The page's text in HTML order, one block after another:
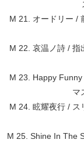
M 21. オードリー /
M 22. 哀温ノ詩 / 指
M 23. Happy
マ
M 24. 眩耀夜行 / ス
M 25. Shine In The